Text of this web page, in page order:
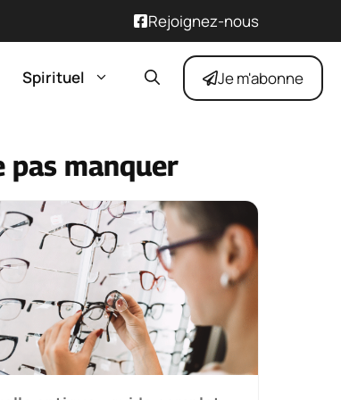
Rejoignez-nous
Spirituel Je m'abonne
pas manquer